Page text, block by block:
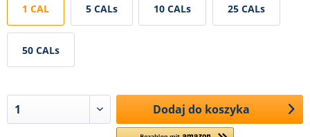
1 CAL 5 CALs 10 CALs 25 CALs
50 CALs
Dodaj do koszyka